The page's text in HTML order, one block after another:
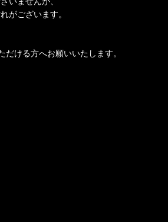
がございます。
だける方へお願いいたします。